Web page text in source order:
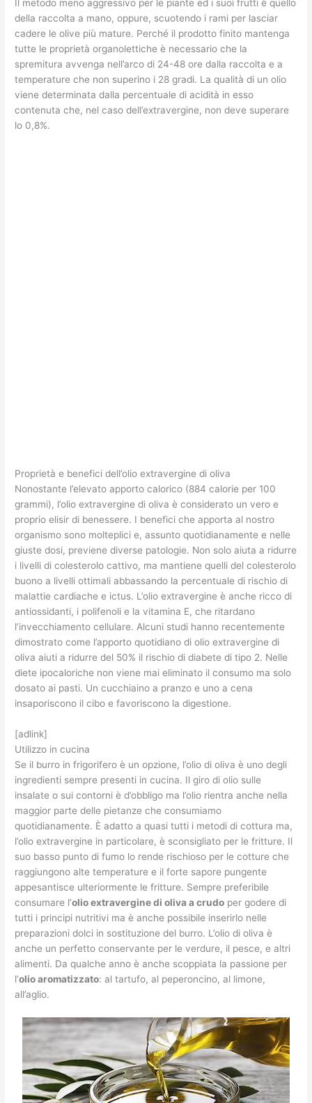
Il metodo meno aggressivo per le piante ed i suoi frutti è quello
della raccolta a mano, oppure, scuotendo i rami per lasciar
cadere le olive più mature. Perché il prodotto finito mantenga
tutte le proprietà organolettiche è necessario che la
spremitura avvenga nell’arco di 24-48 ore dalla raccolta e a
temperature che non superino i 28 gradi. La qualità di un olio
viene determinata dalla percentuale di acidità in esso
contenuta che, nel caso dell’extravergine, non deve superare
lo 0,8%.
Proprietà e benefici dell’olio extravergine di oliva
Nonostante l’elevato apporto calorico (884 calorie per 100
grammi), l’olio extravergine di oliva è considerato un vero e
proprio elisir di benessere. I benefici che apporta al nostro
organismo sono molteplici e, assunto quotidianamente e nelle
giuste dosi, previene diverse patologie. Non solo aiuta a ridurre
i livelli di colesterolo cattivo, ma mantiene quelli del colesterolo
buono a livelli ottimali abbassando la percentuale di rischio di
malattie cardiache e ictus. L’olio extravergine è anche ricco di
antiossidanti, i polifenoli e la vitamina E, che ritardano
l’invecchiamento cellulare. Alcuni studi hanno recentemente
dimostrato come l’apporto quotidiano di olio extravergine di
oliva aiuti a ridurre del 50% il rischio di diabete di tipo 2. Nelle
diete ipocaloriche non viene mai eliminato il consumo ma solo
dosato ai pasti. Un cucchiaino a pranzo e uno a cena
insaporiscono il cibo e favoriscono la digestione.
[adlink]
Utilizzo in cucina
Se il burro in frigorifero è un opzione, l’olio di oliva è uno degli
ingredienti sempre presenti in cucina. Il giro di olio sulle
insalate o sui contorni è d’obbligo ma l’olio rientra anche nella
maggior parte delle pietanze che consumiamo
quotidianamente. È adatto a quasi tutti i metodi di cottura ma,
l’olio extravergine in particolare, è sconsigliato per le fritture. Il
suo basso punto di fumo lo rende rischioso per le cotture che
raggiungono alte temperature e il forte sapore pungente
appesantisce ulteriormente le fritture. Sempre preferibile
consumare l’olio extravergine di oliva a crudo per godere di
tutti i principi nutritivi ma è anche possibile inserirlo nelle
preparazioni dolci in sostituzione del burro. L’olio di oliva è
anche un perfetto conservante per le verdure, il pesce, e altri
alimenti. Da qualche anno è anche scoppiata la passione per
l’olio aromatizzato: al tartufo, al peperoncino, al limone,
all’aglio.